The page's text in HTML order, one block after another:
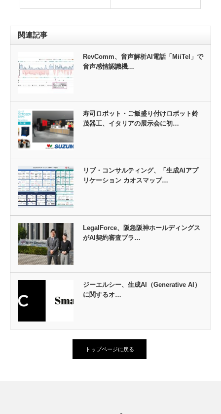
関連記事
RevComm、音声解析AI電話「MiiTel」で
音声感情認識機…
寿司ロボット・ご飯盛り付けロボット鈴
茂器工、イタリアの展示会に初…
リブ・コンサルティング、「生成AIアプ
リケーション カオスマップ…
LegalForce、阪急阪神ホールディングス
がAI契約審査プラ…
ジーエルシー、生成AI（Generative AI）
に関するオ…
トップページに戻る